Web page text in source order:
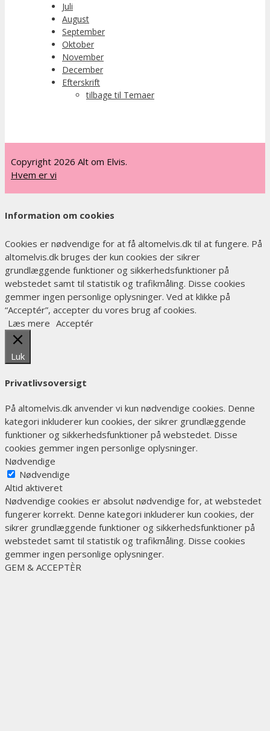
Juli
August
September
Oktober
November
December
Efterskrift
tilbage til Temaer
Copyright 2026 Alt om Elvis.
Hvem er vi
Information om cookies
Cookies er nødvendige for at få altomelvis.dk til at fungere. På
altomelvis.dk bruges der kun cookies der sikrer
grundlæggende funktioner og sikkerhedsfunktioner på
webstedet samt til statistik og trafikmåling. Disse cookies
gemmer ingen personlige oplysninger. Ved at klikke på
“Acceptér”, accepter du vores brug af cookies.
Læs mere Acceptér
Luk
Privatlivsoversigt
På altomelvis.dk anvender vi kun nødvendige cookies. Denne
kategori inkluderer kun cookies, der sikrer grundlæggende
funktioner og sikkerhedsfunktioner på webstedet. Disse
cookies gemmer ingen personlige oplysninger.
Nødvendige
Nødvendige
Altid aktiveret
Nødvendige cookies er absolut nødvendige for, at webstedet
fungerer korrekt. Denne kategori inkluderer kun cookies, der
sikrer grundlæggende funktioner og sikkerhedsfunktioner på
webstedet samt til statistik og trafikmåling. Disse cookies
gemmer ingen personlige oplysninger.
GEM & ACCEPTÈR